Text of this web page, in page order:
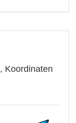
Koordinaten